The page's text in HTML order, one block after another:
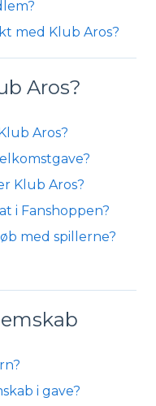
med Klub Aros?
Aros?
Aros?
Klub Aros?
i Fanshoppen?
med spillerne?
i gave?